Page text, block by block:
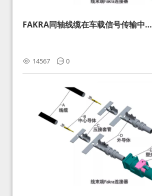
FAKRA同轴线缆在车载信号传输中的
14567 0